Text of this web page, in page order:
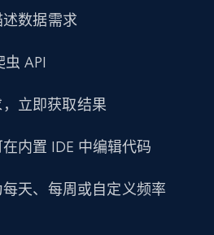
数据需求
API
立即获取结果
内置 IDE 中编辑代码
天、每周或自定义频率